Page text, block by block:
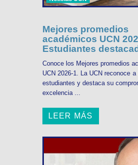
Mejores promedios
académicos UCN
Estudiantes
Conoce los Mejores promedios
UCN 2026-1. La UCN reconoce a
estudiantes y destaca su
excelencia ...
LEER MÁS